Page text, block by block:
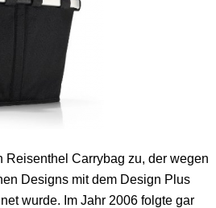
Reisenthel Carrybag zu, der wegen
Designs mit dem Design Plus
wurde. Im Jahr 2006 folgte gar